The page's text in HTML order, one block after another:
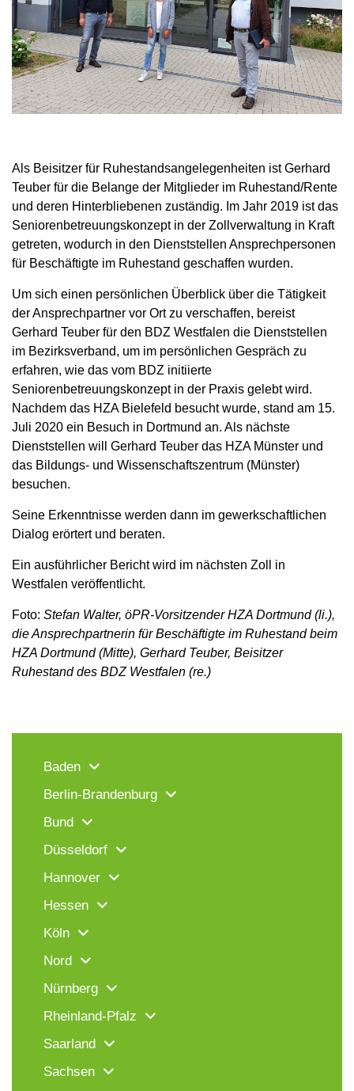
Als Beisitzer für Ruhestandsangelegenheiten ist Gerhard
Teuber für die Belange der Mitglieder im Ruhestand/Rente
und deren Hinterbliebenen zuständig. Im Jahr 2019 ist das
Seniorenbetreuungskonzept in der Zollverwaltung in Kraft
getreten, wodurch in den Dienststellen Ansprechpersonen
für Beschäftigte im Ruhestand geschaffen wurden.
Um sich einen persönlichen Überblick über die Tätigkeit
der Ansprechpartner vor Ort zu verschaffen, bereist
Gerhard Teuber für den BDZ Westfalen die Dienststellen
im Bezirksverband, um im persönlichen Gespräch zu
erfahren, wie das vom BDZ initiierte
Seniorenbetreuungskonzept in der Praxis gelebt wird.
Nachdem das HZA Bielefeld besucht wurde, stand am 15.
Juli 2020 ein Besuch in Dortmund an. Als nächste
Dienststellen will Gerhard Teuber das HZA Münster und
das Bildungs- und Wissenschaftszentrum (Münster)
besuchen.
Seine Erkenntnisse werden dann im gewerkschaftlichen
Dialog erörtert und beraten.
Ein ausführlicher Bericht wird im nächsten Zoll in
Westfalen veröffentlicht.
Foto: Stefan Walter, öPR-Vorsitzender HZA Dortmund (li.),
die Ansprechpartnerin für Beschäftigte im Ruhestand beim
HZA Dortmund (Mitte), Gerhard Teuber, Beisitzer
Ruhestand des BDZ Westfalen (re.)
Baden
Berlin-Brandenburg
Bund
Düsseldorf
Hannover
Hessen
Köln
Nord
Nürnberg
Rheinland-Pfalz
Saarland
Sachsen